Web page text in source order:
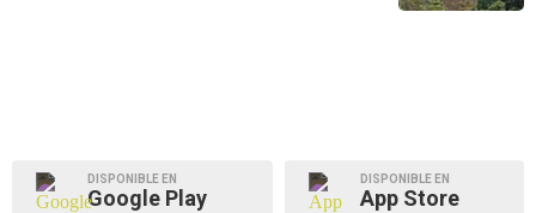
DISPONIBLE EN
Google Play
DISPONIBLE EN
App Store